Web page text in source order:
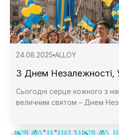
24.08.2025 ALLOY
З Днем Незалежності,
Сьогодні серце кожного з
величним святом – Днем